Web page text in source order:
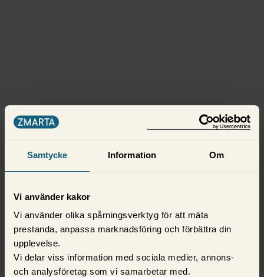
Samtycke Information Om
Vi använder kakor
Vi använder olika spårningsverktyg för att mäta
prestanda, anpassa marknadsföring och förbättra din
upplevelse.
Vi delar viss information med sociala medier, annons-
och analysföretag som vi samarbetar med.